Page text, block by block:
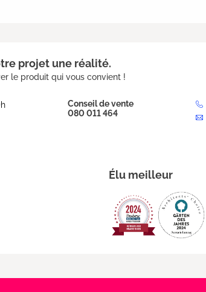
projet une réalité.
le produit qui vous convient !
Conseil de vente
080 011 464
Élu meilleur